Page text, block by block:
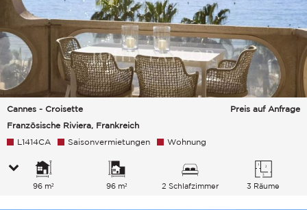
Cannes - Croisette
Französische Riviera, Frankreich
Preis auf Anfrage
L1414CA Saisonvermietungen Wohnung
96 m² 96 m² 2 Schlafzimmer 3 Räume